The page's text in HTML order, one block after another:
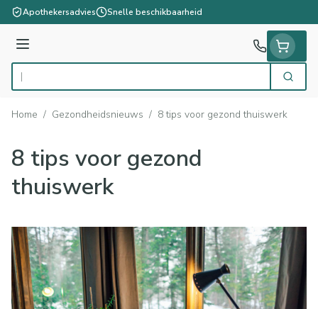
Ga naar de inhoud
Apothekersadvies Snelle beschikbaarheid
Menu
Product, merk, categorie... Zoek
Home / Gezondheidsnieuws / 8 tips voor gezond thuiswerk
8 tips voor gezond
thuiswerk